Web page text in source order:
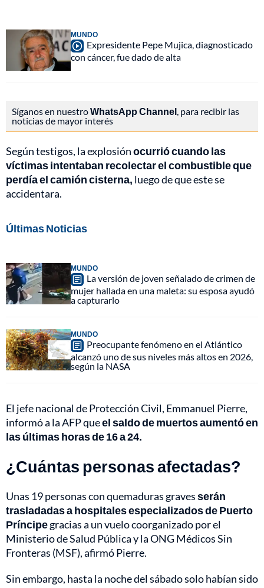
MUNDO
Expresidente Pepe Mujica, diagnosticado
con cáncer, fue dado de alta
Síganos en nuestroWhatsApp Channel , para recibir las
noticias de mayor interés
Según testigos, la explosiónocurrió cuando las
víctimas intentaban recolectar el combustible que
perdía el camión cisterna, luego de que este se
accidentara.
Últimas Noticias
MUNDO
La versión de joven señalado de crimen de
mujer hallada en una maleta: su esposa ayudó
a capturarlo
MUNDO
Preocupante fenómeno en el Atlántico
alcanzó uno de sus niveles más altos en 2026,
según la NASA
El jefe nacional de Protección Civil, Emmanuel Pierre,
informó a la AFP queel saldo de muertos aumentó en
las últimas horas de 16 a 24.
¿Cuántas personas afectadas?
Unas 19 personas con quemaduras gravesserán
trasladadas a hospitales especializados de Puerto
Príncipegracias a un vuelo coorganizado por el
Ministerio de Salud Pública y la ONG Médicos Sin
Fronteras (MSF), afirmó Pierre.
Sin embargo, hasta la noche del sábado solo habían sido